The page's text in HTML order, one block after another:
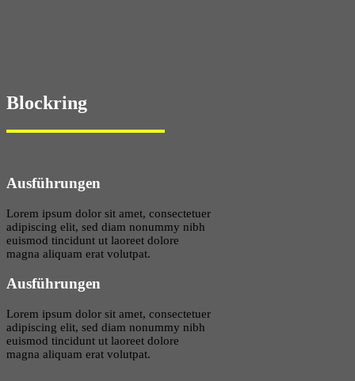
Blockring
Ausführungen
Lorem ipsum dolor sit amet, consectetuer
adipiscing elit, sed diam nonummy nibh
euismod tincidunt ut laoreet dolore
magna aliquam erat volutpat.
Ausführungen
Lorem ipsum dolor sit amet, consectetuer
adipiscing elit, sed diam nonummy nibh
euismod tincidunt ut laoreet dolore
magna aliquam erat volutpat.